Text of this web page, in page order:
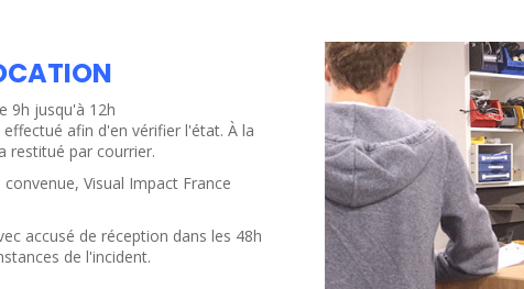
9h jusqu'à 12h
afin d'en vérifier l'état. À la
restitué par courrier.
Visual Impact France
accusé de réception dans les 48h
de l'incident.